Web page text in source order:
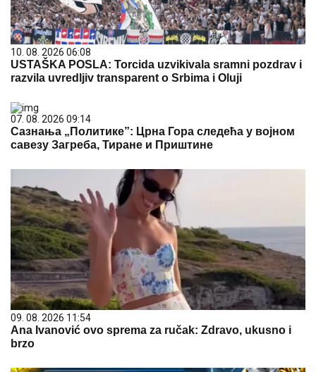
10. 08. 2026 06:08
USTAŠKA POSLA: Torcida uzvikivala sramni pozdrav i
razvila uvredljiv transparent o Srbima i Oluji
07. 08. 2026 09:14
Сазнања „Политике”: Црна Гора следећа у војном
савезу Загреба, Тиране и Приштине
09. 08. 2026 11:54
Ana Ivanović ovo sprema za ručak: Zdravo, ukusno i
brzo